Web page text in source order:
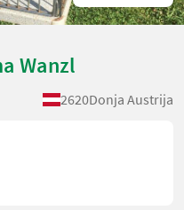
Wanzl
2620Donja Austrija